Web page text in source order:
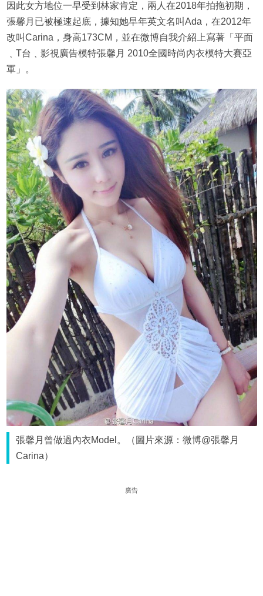
因此女方地位一早受到林家肯定，兩人在2018年拍拖初期，
張馨月已被極速起底，據知她早年英文名叫Ada，在2012年
改叫Carina，身高173CM，並在微博自我介紹上寫著「平面
﹑T台﹑影視廣告模特張馨月 2010全國時尚內衣模特大賽亞
軍」。
張馨月曾做過內衣Model。（圖片來源：微博@張馨月
Carina）
廣告